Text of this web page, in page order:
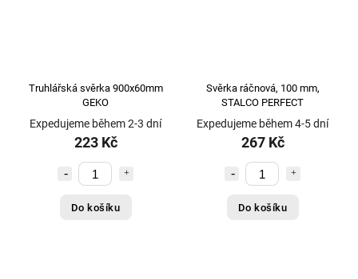
Truhlářská svěrka 900x60mm
GEKO
Expedujeme během 2-3 dní
223 Kč
Do košíku
Svěrka ráčnová, 100 mm,
STALCO PERFECT
Expedujeme během 4-5 dní
267 Kč
Do košíku